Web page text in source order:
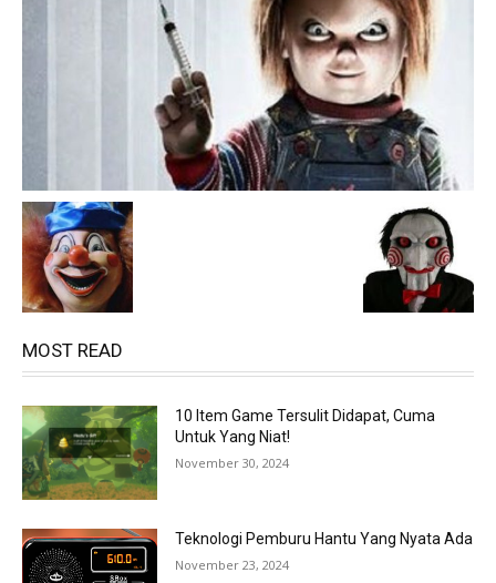
MOST READ
10 Item Game Tersulit Didapat, Cuma
Untuk Yang Niat!
November 30, 2024
Teknologi Pemburu Hantu Yang Nyata Ada
November 23, 2024